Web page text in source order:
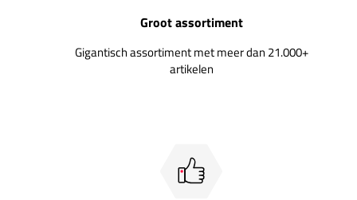
Groot assortiment
Gigantisch assortiment met meer dan 21.000+
artikelen